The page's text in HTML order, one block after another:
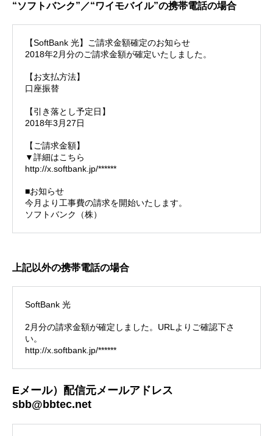
“ソフトバンク”／“ワイモバイル”の携帯電話の場合
【SoftBank 光】ご請求金額確定のお知らせ
2018年2月分のご請求金額が確定いたしました。
【お支払方法】
口座振替
【引き落とし予定日】
2018年3月27日
【ご請求金額】
▼詳細はこちら
http://x.softbank.jp/******
■お知らせ
今月より工事費の請求を開始いたします。
ソフトバンク（株）
上記以外の携帯電話の場合
SoftBank 光
2月分の請求金額が確定しました。URLよりご確認下さ
い。
http://x.softbank.jp/******
Eメール）配信元メールアドレス
sbb@bbtec.net